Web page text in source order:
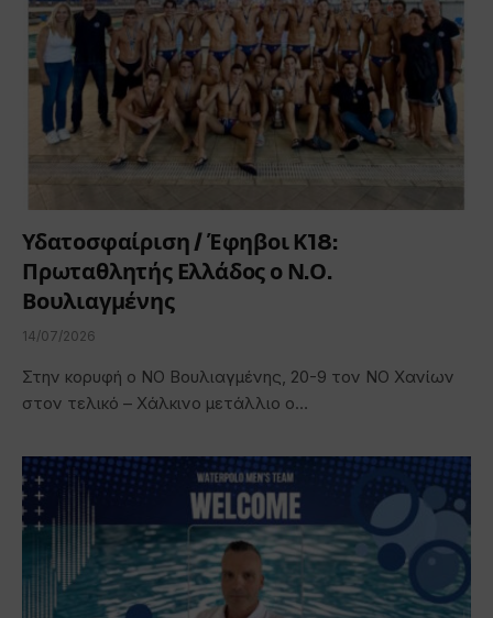
Υδατοσφαίριση / Έφηβοι Κ18:
Πρωταθλητής Ελλάδος ο Ν.Ο.
Βουλιαγμένης
14/07/2026
Στην κορυφή ο ΝΟ Βουλιαγμένης, 20-9 τον ΝΟ Χανίων
στον τελικό – Χάλκινο μετάλλιο ο…